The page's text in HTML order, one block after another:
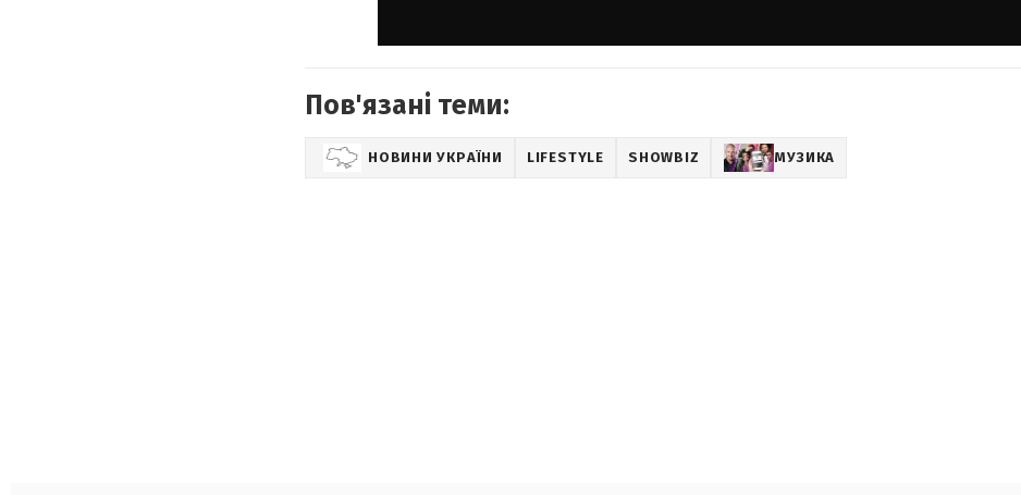
Пов'язані теми:
НОВИНИ УКРАЇНИ LIFESTYLE SHOWBIZ МУЗИКА